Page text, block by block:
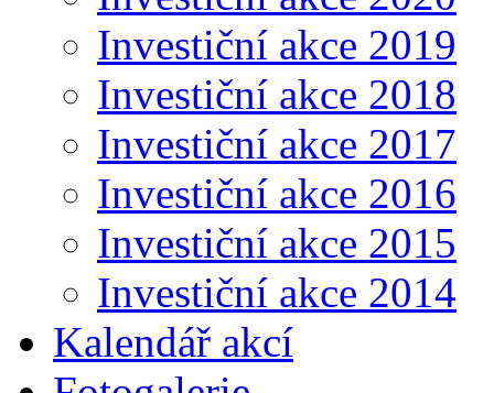
Investiční akce 2019
Investiční akce 2018
Investiční akce 2017
Investiční akce 2016
Investiční akce 2015
Investiční akce 2014
Kalendář akcí